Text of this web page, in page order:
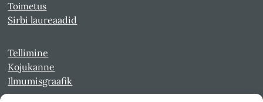
Toimetus
Sirbi laureaadid
Tellimine
Kojukanne
Ilmumisgraafik